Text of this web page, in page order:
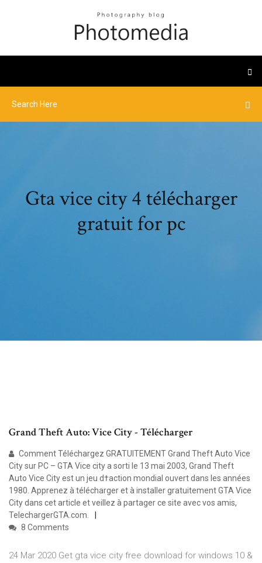
Gta vice city 4 télécharger
gratuit for pc
Grand Theft Auto: Vice City - Télécharger
Comment Téléchargez GRATUITEMENT Grand Theft Auto Vice
City sur PC – GTA Vice city a sorti le 13 mai 2003, Grand Theft
Auto Vice City est un jeu d†action mondial ouvert dans les années
1980. Apprenez à télécharger et à installer gratuitement GTA Vice
City dans cet article et veillez à partager ce site avec vos amis,
TelechargerGTA.com.
8 Comments
24 Mar 2020 Get gta vice city free download for windows 10 &